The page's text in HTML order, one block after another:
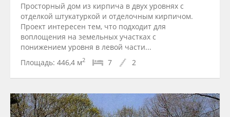
Просторный дом из кирпича в двух уровнях с
отделкой штукатуркой и отделочным кирпичом.
Проект интересен тем, что подходит для
воплощения на земельных участках с
понижением уровня в левой части...
Площадь: 446,4 м2 7 2